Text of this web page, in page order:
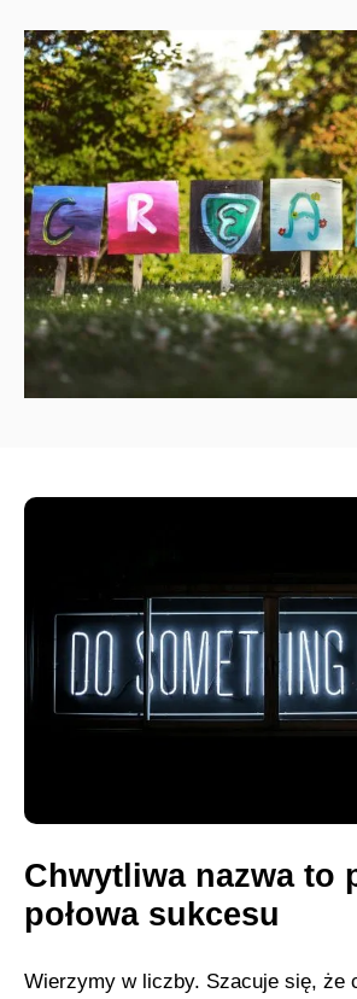
Chwytliwa nazwa to
połowa sukcesu
Wierzymy w liczby. Szacuje się, że